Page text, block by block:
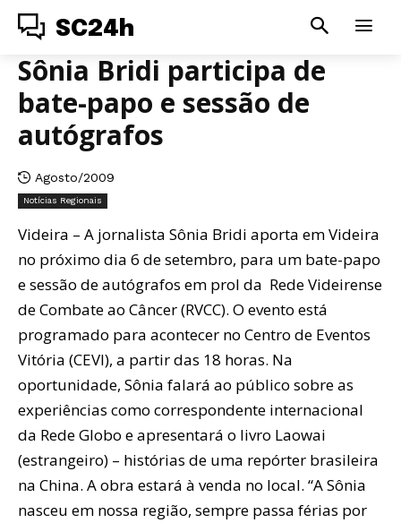
SC24h
Sônia Bridi participa de
bate-papo e sessão de
autógrafos
Agosto/2009
Notícias Regionais
Videira – A jornalista Sônia Bridi aporta em Videira
no próximo dia 6 de setembro, para um bate-papo
e sessão de autógrafos em prol da Rede Videirense
de Combate ao Câncer (RVCC). O evento está
programado para acontecer no Centro de Eventos
Vitória (CEVI), a partir das 18 horas. Na
oportunidade, Sônia falará ao público sobre as
experiências como correspondente internacional
da Rede Globo e apresentará o livro Laowai
(estrangeiro) – histórias de uma repórter brasileira
na China. A obra estará à venda no local. “A Sônia
nasceu em nossa região, sempre passa férias por